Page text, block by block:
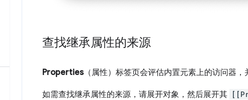
查找继承属性的来源
Properties（属性）标签页会评估内置元素上的访问器
如需查找继承属性的来源，请展开对象，然后展开其